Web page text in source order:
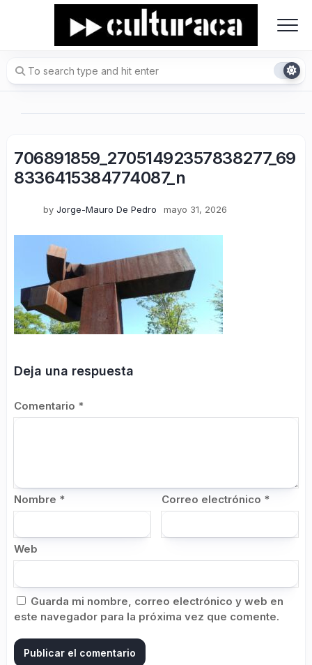
706891859_27051492357838277_69
8336415384774087_n
by Jorge-Mauro De Pedro mayo 31, 2026
Deja una respuesta
Comentario *
Nombre * Correo electrónico *
Web
Guarda mi nombre, correo electrónico y web en
este navegador para la próxima vez que comente.